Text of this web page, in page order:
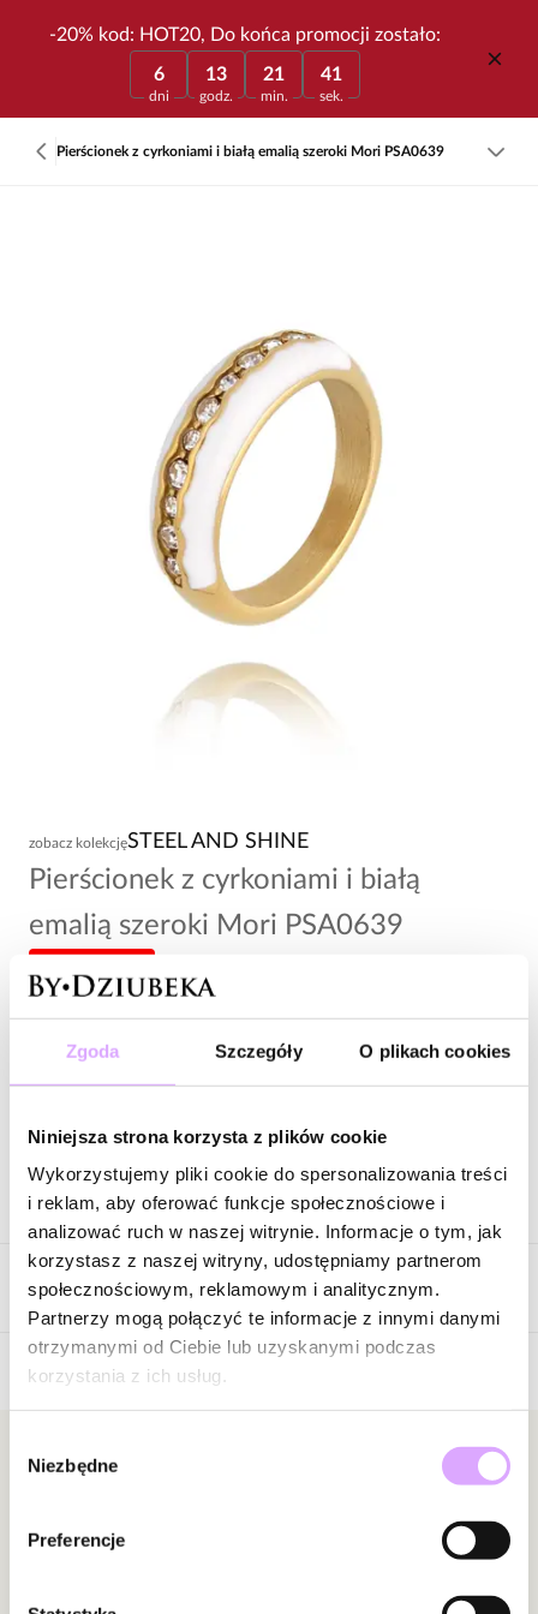
Zgoda Szczegóły O plikach cookies
Niniejsza strona korzysta z plików cookie
Wykorzystujemy pliki cookie do spersonalizowania treści
i reklam, aby oferować funkcje społecznościowe i
analizować ruch w naszej witrynie. Informacje o tym, jak
korzystasz z naszej witryny, udostępniamy partnerom
społecznościowym, reklamowym i analitycznym.
Partnerzy mogą połączyć te informacje z innymi danymi
otrzymanymi od Ciebie lub uzyskanymi podczas
korzystania z ich usług.
zgody
Niezbędne
Preferencje
-20% kod: HOT20, Do końca promocji zostało:
6
dni
13
godz.
21
min.
41
sek.
Pierścionek z cyrkoniami i białą emalią szeroki Mori PSA0639
zobacz kolekcjęSTEEL AND SHINE
Pierścionek z cyrkoniami i białą
emalią szeroki Mori PSA0639
116,00 zł
Wysyłka w 1 dzień roboczy
Opis produktu
Surowiec: stal szlachetna.
Kolor surowca: złoty.
Kolor emalii: biały.
Szerokość: 0,65 cm.
Rozmiar: 14.
Opinie
Bądź pierwszą osobą, która podzieli się opinią o tym
Powiadomienie
Newsletter